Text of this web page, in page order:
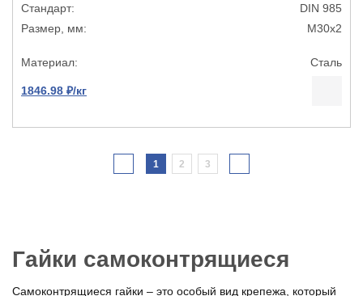
DIN 985
М30х2
Сталь
1846.98 ₽/кг
1 2 3
Гайки самоконтрящиеся
Самоконтрящиеся гайки – это особый вид крепежа, который